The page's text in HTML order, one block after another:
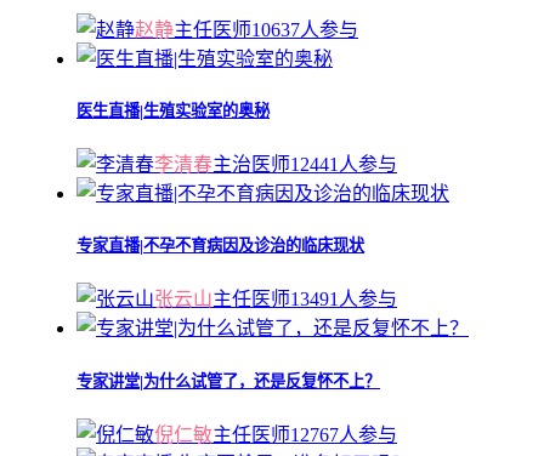
赵静主任医师10637人参与
医生直播|生殖实验室的奥秘
李清春主治医师12441人参与
专家直播|不孕不育病因及诊治的临床现状
张云山主任医师13491人参与
专家讲堂|为什么试管了，还是反复怀不上？
倪仁敏主任医师12767人参与